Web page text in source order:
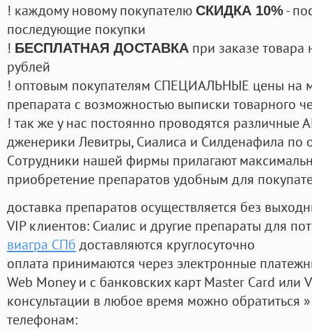
! каждому новому покупателю СКИДКА 10%-
последующие покупки
! БЕСПЛАТНАЯ ДОСТАВКА при заказе
рублей
! оптовым покупателям СПЕЦИАЛЬНЫЕ цены на
препарата с возможностью выписки товарного
! так же у нас постоянно проводятся
дженерики Левитры, Сиалиса и Силденафила по
Cотрудники нашей фирмы прилагают
приобретение препаратов удобным для
доставка препаратов осуществляется без
VIP клиентов: Сиалис и другие препараты для
виагра СПб доставляются круглосуточно
оплата принимаются через электронные
Web Money и с банковских карт Master Card или
консультации в любое время можно обратиться
телефонам: